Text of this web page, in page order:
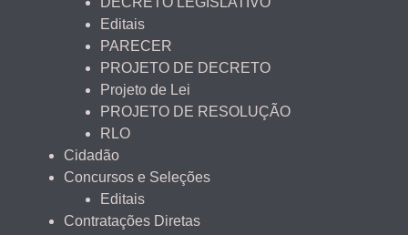
Editais
PARECER
PROJETO DE DECRETO
Projeto de Lei
PROJETO DE RESOLUÇÃO
RLO
Cidadão
Concursos e Seleções
Editais
Contratações Diretas